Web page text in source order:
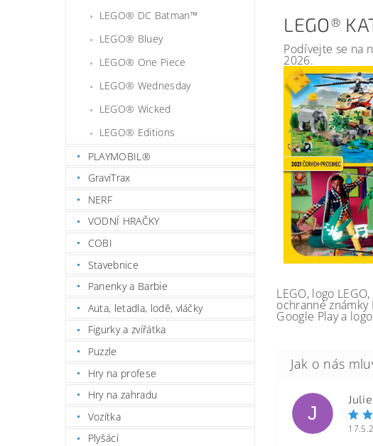
LEGO® DC Batman™
LEGO® Bluey
LEGO® One Piece
LEGO® Wednesday
LEGO® Wicked
LEGO® Editions
PLAYMOBIL®
GraviTrax
NERF
VODNÍ HRAČKY
COBI
Stavebnice
Panenky a Barbie
Auta, letadla, lodě, vláčky
Figurky a zvířátka
Puzzle
Hry na profese
Hry na zahradu
Vozítka
Plyšáci
LEGO®
Podívejte se na
2026.
LEGO, logo
ochranné známky
Google Play a
J
Julie